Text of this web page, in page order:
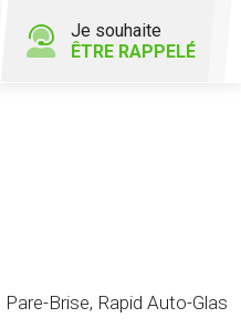
Je souhaite
ÊTRE RAPPELÉ
Brise, Rapid Auto-Glas